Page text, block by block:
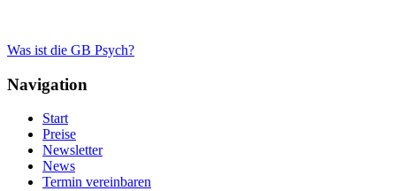
Was ist die GB Psych?
Navigation
Start
Preise
Newsletter
News
Termin vereinbaren